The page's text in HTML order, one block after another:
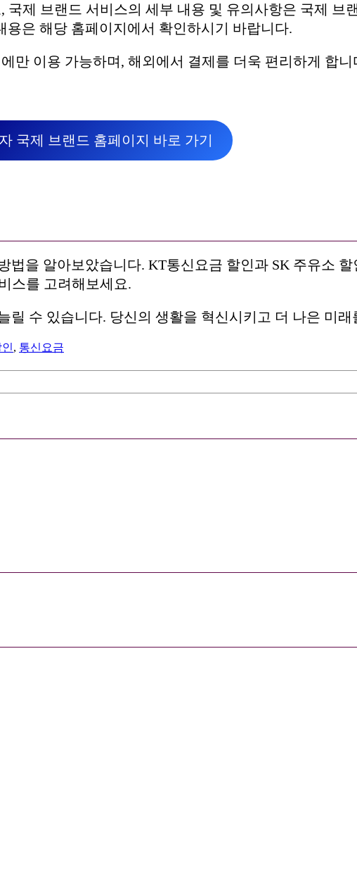
국제 브랜드 서비스의 세부 내용 및 유의사항은 국제 브
은 해당 홈페이지에서 확인하시기 바랍니다.
만 이용 가능하며, 해외에서 결제를 더욱 편리하게 합
국제 브랜드 홈페이지 바로 가기
을 알아보았습니다. KT통신요금 할인과 SK 주유소
스를 고려해보세요.
수 있습니다. 당신의 생활을 혁신시키고 더 나은 미래
, 통신요금